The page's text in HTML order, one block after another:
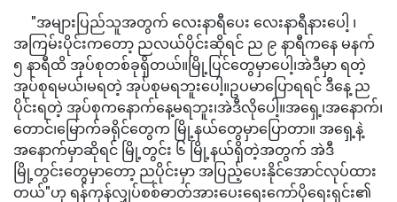
"အများပြည်သူအတွက် လေးနာရီပေး လေးနာရီနားပေါ့ ၊
အကြမ်းပိုင်းကတော့ ညလယ်ပိုင်းဆိုရင် ည ၉ နာရီကနေ မနက်
၅ နာရီထိ အုပ်စုတစ်ခုရှိတယ်။မြို့ပြင်တွေမှာပေါ့၊အဲဒီမှာ ရတဲ့
အုပ်စုရမယ်၊မရတဲ့ အုပ်စုမရဘူးပေါ့။ဥပမာပြောရရင် ဒီနေ့ ည
ပိုင်းရတဲ့ အုပ်စုကနောက်နေ့မရဘူး၊အဲဒီလိုပေါ့။အရှေ့၊အနောက်၊
တောင်၊မြောက်ခရိုင်တွေက မြို့နယ်တွေမှာပြောတာ။ အရှေ့နဲ့
အနောက်မှာဆိုရင် မြို့တွင်း ၆ မြို့နယ်ရှိတဲ့အတွက် အဲဒီ
မြို့တွင်းတွေမှာတော့ ညပိုင်းမှာ အပြည့်ပေးနိုင်အောင်လုပ်ထား
တယ်"ဟု ရန်ကုန်လျှပ်စစ်ဓာတ်အားပေးရေးကော်ပိုရေးရှင်း၏